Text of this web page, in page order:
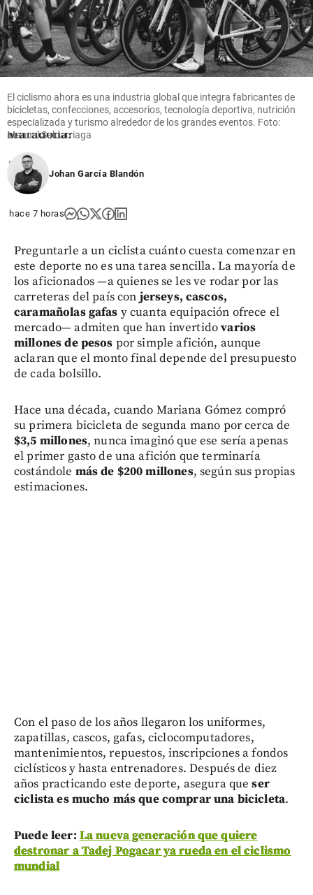
La pelota
de la
‘Mano de
Dios’ sale a
subasta:
¿cuánto
vale el
histórico
balón de
Maradona?
share
El ciclismo ahora es una industria global que integra fabricantes de
bicicletas, confecciones, accesorios, tecnología deportiva, nutrición
especializada y turismo alrededor de los grandes eventos. Foto:
Manuel Saldarriaga
Johan García Blandón
hace 7 horas
Preguntarle a un ciclista cuánto cuesta comenzar en
este deporte no es una tarea sencilla. La mayoría de
los aficionados —a quienes se les ve rodar por las
carreteras del país con jerseys, cascos,
caramañolas gafas y cuanta equipación ofrece el
mercado— admiten que han invertidovarios
millones de pesos por simple afición, aunque
aclaran que el monto final depende del presupuesto
de cada bolsillo.
Hace una década, cuando Mariana Gómez compró
su primera bicicleta de segunda mano por cerca de
$3,5 millones, nunca imaginó que ese sería apenas
el primer gasto de una afición que terminaría
costándole más de $200 millones, según sus propias
estimaciones.
Con el paso de los años llegaron los uniformes,
zapatillas, cascos, gafas, ciclocomputadores,
mantenimientos, repuestos, inscripciones a fondos
ciclísticos y hasta entrenadores. Después de diez
años practicando este deporte, asegura queser
ciclista es mucho más que comprar una bicicleta.
Puede leer: La nueva generación que quiere
destronar a Tadej Pogacar ya rueda en el ciclismo
mundial